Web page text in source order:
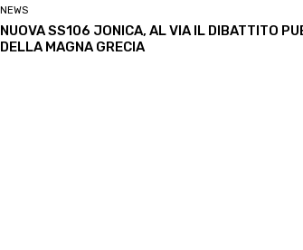
NEWS
NUOVA SS106 JONICA, AL VIA IL DIBATTITO
DELLA MAGNA GRECIA